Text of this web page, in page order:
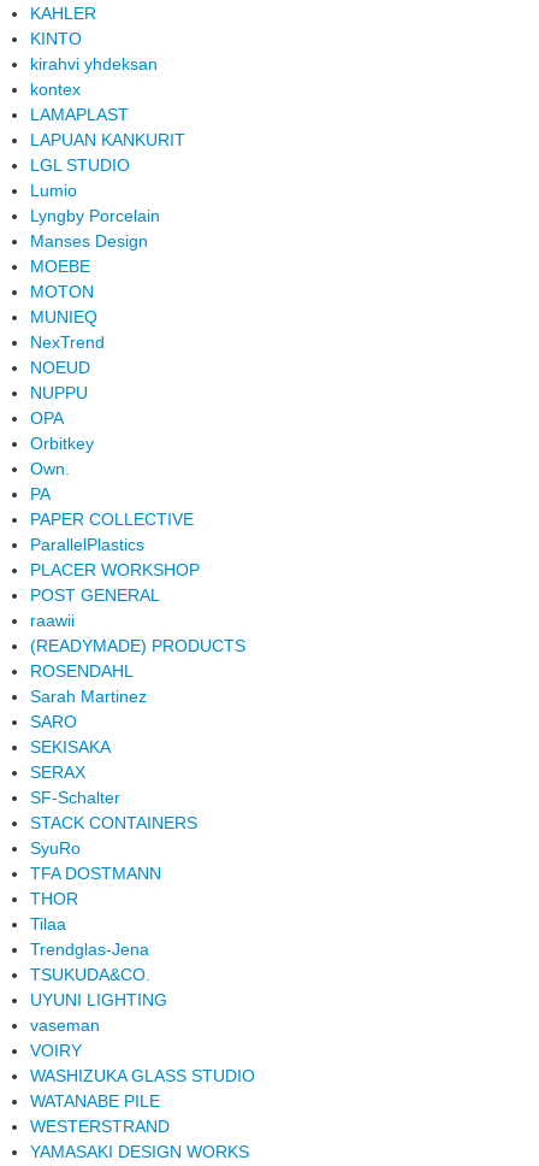
KAHLER
KINTO
kirahvi yhdeksan
kontex
LAMAPLAST
LAPUAN KANKURIT
LGL STUDIO
Lumio
Lyngby Porcelain
Manses Design
MOEBE
MOTON
MUNIEQ
NexTrend
NOEUD
NUPPU
OPA
Orbitkey
Own.
PA
PAPER COLLECTIVE
ParallelPlastics
PLACER WORKSHOP
POST GENERAL
raawii
(READYMADE) PRODUCTS
ROSENDAHL
Sarah Martinez
SARO
SEKISAKA
SERAX
SF-Schalter
STACK CONTAINERS
SyuRo
TFA DOSTMANN
THOR
Tilaa
Trendglas-Jena
TSUKUDA&CO.
UYUNI LIGHTING
vaseman
VOIRY
WASHIZUKA GLASS STUDIO
WATANABE PILE
WESTERSTRAND
YAMASAKI DESIGN WORKS